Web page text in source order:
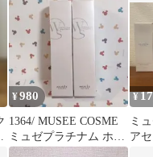
¥980
1364/ MUSEE COSME
ミュゼプラチナム ホワ
イトクリアワキセラム
¥
ミ
ア